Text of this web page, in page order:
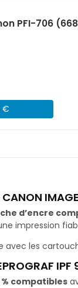
PFI-706
€
d’encre
impression
avec les
IPF
% compatibles